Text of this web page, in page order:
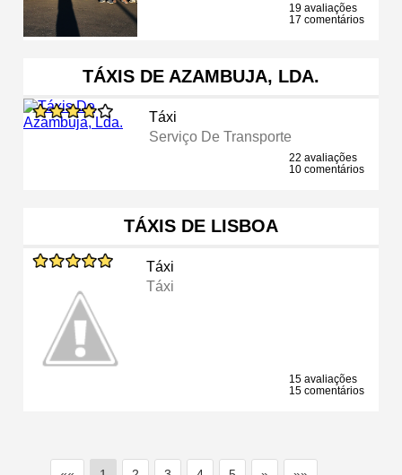
19 avaliações
17 comentários
TÁXIS DE AZAMBUJA, LDA.
Táxi
Serviço De Transporte
22 avaliações
10 comentários
TÁXIS DE LISBOA
Táxi
Táxi
15 avaliações
15 comentários